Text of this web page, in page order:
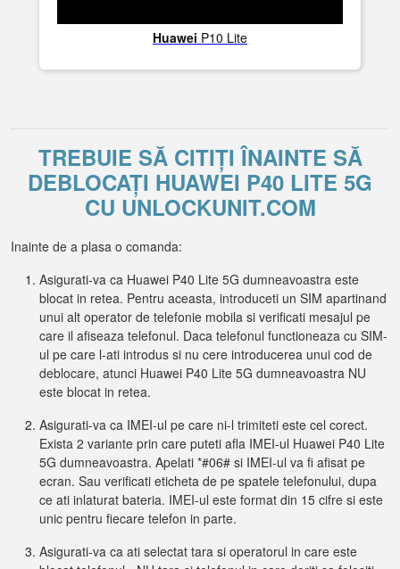
Huawei P10 Lite
TREBUIE SĂ CITIȚI ÎNAINTE SĂ
DEBLOCAȚI HUAWEI P40 LITE 5G
CU UNLOCKUNIT.COM
Inainte de a plasa o comanda:
Asigurati-va ca Huawei P40 Lite 5G dumneavoastra este
blocat in retea. Pentru aceasta, introduceti un SIM apartinand
unui alt operator de telefonie mobila si verificati mesajul pe
care il afiseaza telefonul. Daca telefonul functioneaza cu SIM-
ul pe care l-ati introdus si nu cere introducerea unui cod de
deblocare, atunci Huawei P40 Lite 5G dumneavoastra NU
este blocat in retea.
Asigurati-va ca IMEI-ul pe care ni-l trimiteti este cel corect.
Exista 2 variante prin care puteti afla IMEI-ul Huawei P40 Lite
5G dumneavoastra. Apelati *#06# si IMEI-ul va fi afisat pe
ecran. Sau verificati eticheta de pe spatele telefonului, dupa
ce ati inlaturat bateria. IMEI-ul este format din 15 cifre si este
unic pentru fiecare telefon in parte.
Asigurati-va ca ati selectat tara si operatorul in care este